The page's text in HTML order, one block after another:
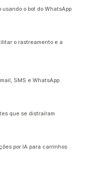
usando o bot do WhatsApp
o rastreamento e a
SMS e WhatsApp.
que se distraíram
por IA para carrinhos